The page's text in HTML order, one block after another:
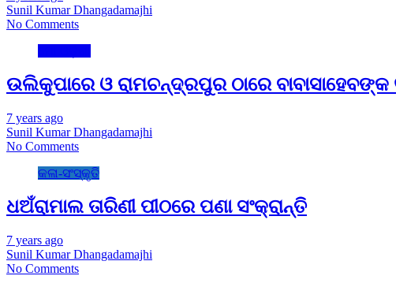
Sunil Kumar Dhangadamajhi
No Comments
ଉଲିକୁପାରେ ଓ ରାମଚନ୍ଦ୍ରପୁର ଠାରେ
7 years ago
Sunil Kumar Dhangadamajhi
No Comments
କଳା-ସଂସ୍କୃତି
ଧଅଁରାମାଲ ତାରିଣୀ ପୀଠରେ ପଣା ସଂକ୍ରାନ୍ତି
7 years ago
Sunil Kumar Dhangadamajhi
No Comments